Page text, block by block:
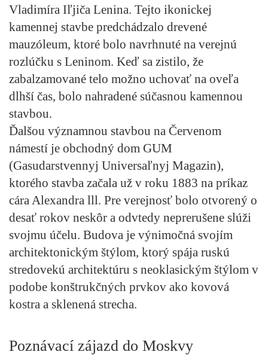
Vladimíra Iľjiča Lenina. Tejto ikonickej
kamennej stavbe predchádzalo drevené
mauzóleum, ktoré bolo navrhnuté na verejnú
rozlúčku s Leninom. Keď sa zistilo, že
zabalzamované telo možno uchovať na oveľa
dlhší čas, bolo nahradené súčasnou kamennou
stavbou.
Ďalšou významnou stavbou na Červenom
námestí je obchodný dom GUM
(Gasudarstvennyj Universaľnyj Magazin),
ktorého stavba začala už v roku 1883 na príkaz
cára Alexandra lll. Pre verejnosť bolo otvorený o
desať rokov neskôr a odvtedy neprerušene slúži
svojmu účelu. Budova je výnimočná svojím
architektonickým štýlom, ktorý spája ruskú
stredovekú architektúru s neoklasickým štýlom v
podobe konštrukčných prvkov ako kovová
kostra a sklenená strecha.
Poznávací zájazd do Moskvy